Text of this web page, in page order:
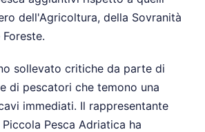
dell'Agricoltura, della Sovranità
sollevato critiche da parte di
di pescatori che temono una
immediati. Il rappresentante
Pesca Adriatica ha